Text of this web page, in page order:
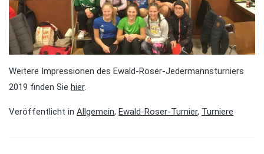
Weitere Impressionen des Ewald-Roser-Jedermannsturniers
2019 finden Sie hier.
Veröffentlicht in Allgemein, Ewald-Roser-Turnier, Turniere